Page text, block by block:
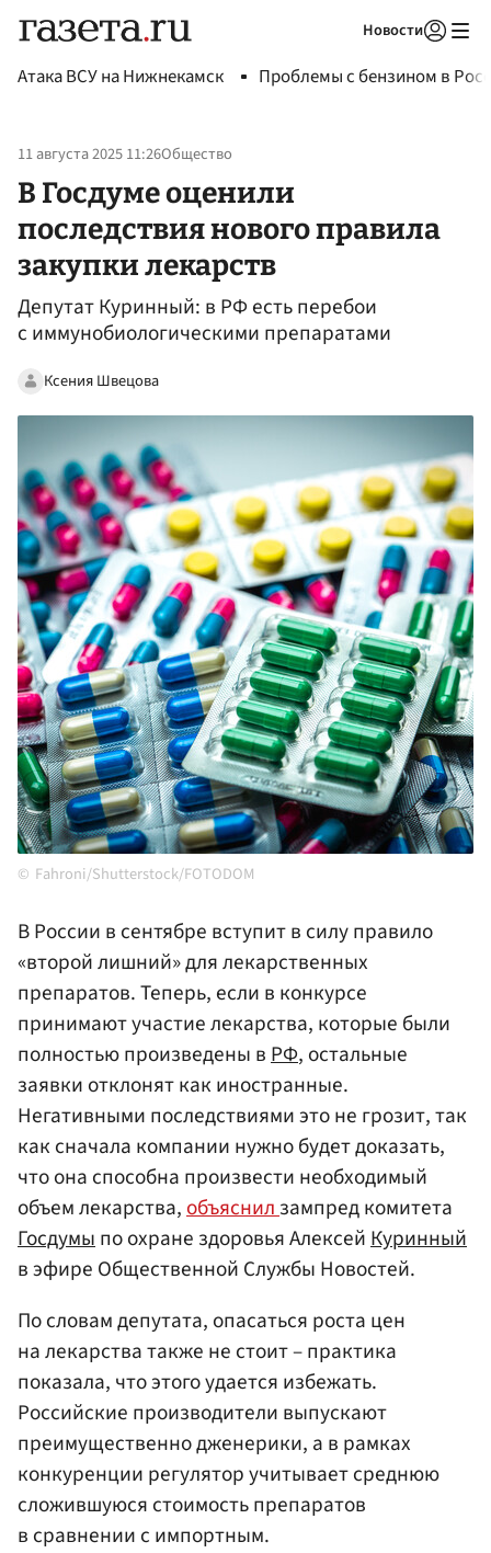
Новости
Атака ВСУ на Нижнекамск Проблемы с бензином в
11 августа 2025 11:26Общество
В Госдуме оценили
последствия нового правила
закупки лекарств
Депутат Куринный: в РФ есть перебои
с иммунобиологическими препаратами
Ксения Швецова
Fahroni/Shutterstock/FOTODOM
В России в сентябре вступит в силу правило
«второй лишний» для лекарственных
препаратов. Теперь, если в конкурсе
принимают участие лекарства, которые были
полностью произведены вРФ, остальные
заявки отклонят как иностранные.
Негативными последствиями это не грозит, так
как сначала компании нужно будет доказать,
что она способна произвести необходимый
объем лекарства,объяснилзампред комитета
Госдумыпо охране здоровья АлексейКуринный
в эфире Общественной Службы Новостей.
По словам депутата, опасаться роста цен
на лекарства также не стоит – практика
показала, что этого удается избежать.
Российские производители выпускают
преимущественно дженерики, а в рамках
конкуренции регулятор учитывает среднюю
сложившуюся стоимость препаратов
в сравнении с импортным.